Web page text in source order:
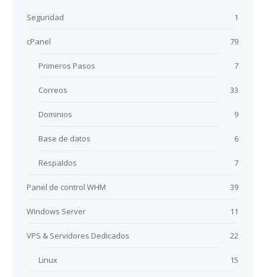
Seguridad 1
cPanel 79
Primeros Pasos 7
Correos 33
Dominios 9
Base de datos 6
Respaldos 7
Panel de control WHM 39
Windows Server 11
VPS & Servidores Dedicados 22
Linux 15